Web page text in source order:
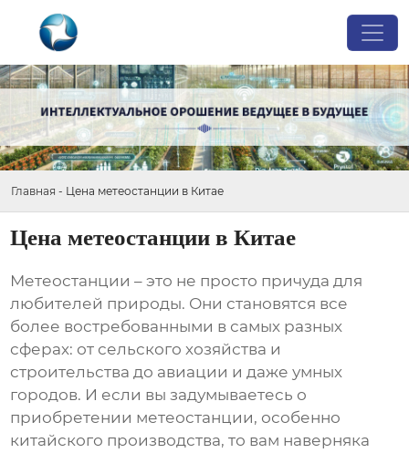
Главная - Цена метеостанции в Китае
Цена метеостанции в Китае
Метеостанции – это не просто причуда для
любителей природы. Они становятся все
более востребованными в самых разных
сферах: от сельского хозяйства и
строительства до авиации и даже умных
городов. И если вы задумываетесь о
приобретении метеостанции, особенно
китайского производства, то вам наверняка